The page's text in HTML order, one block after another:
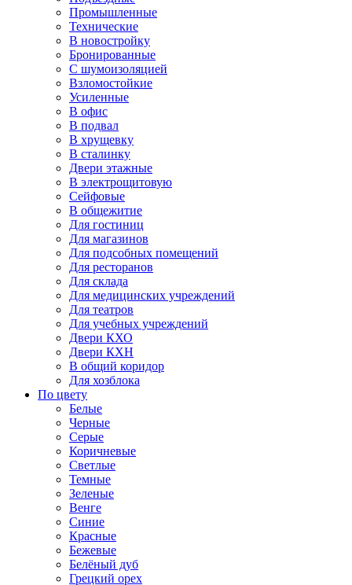
Промышленные
Технические
В новостройку
Бронированные
С шумоизоляцией
Взломостойкие
Усиленные
В офис
В подвал
В хрущевку
В сталинку
Двери этажные
В электрощитовую
Сейфовые
В общежитие
Для гостиниц
Для магазинов
Для подсобных помещений
Для ресторанов
Для склада
Для медицинских учреждений
Для театров
Для учебных учреждений
Двери КХО
Двери КХН
В общий коридор
Для хозблока
По цвету
Белые
Черные
Серые
Коричневые
Светлые
Темные
Зеленые
Венге
Синие
Красные
Бежевые
Белёный дуб
Грецкий орех